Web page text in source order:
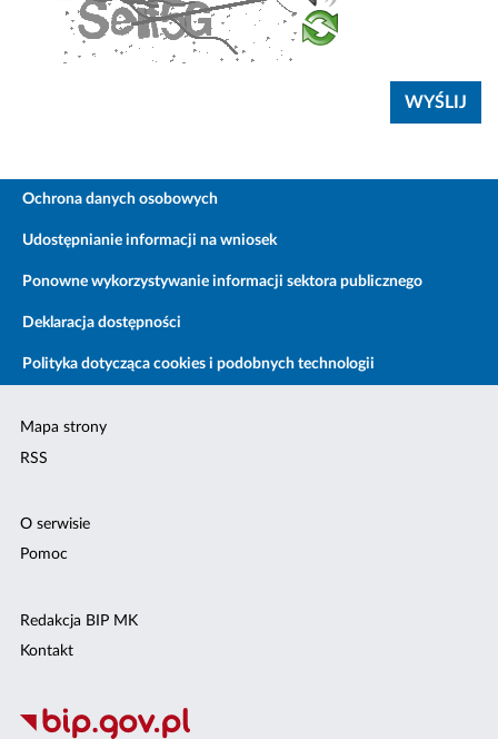
Ochrona danych osobowych
Udostępnianie informacji na wniosek
Ponowne wykorzystywanie informacji sektora publicznego
Deklaracja dostępności
Polityka dotycząca cookies i podobnych technologii
Mapa strony
RSS
O serwisie
Pomoc
Redakcja BIP MK
Kontakt